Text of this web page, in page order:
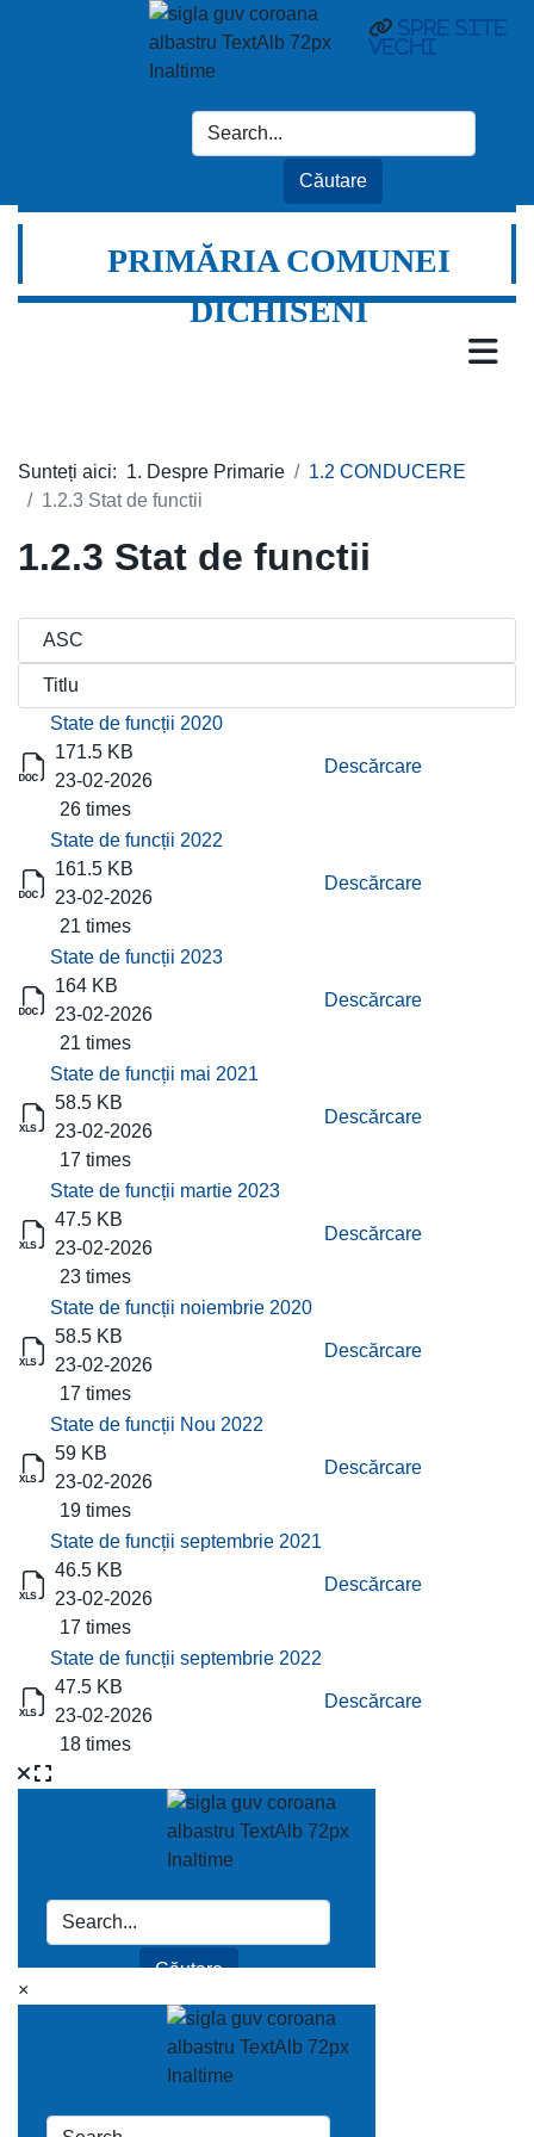
Spre site
vechi
PRIMĂRIA COMUNEI
DICHISENI
Sunteți aici: 1. Despre Primarie
1.2 CONDUCERE
1.2.3 Stat de functii
1.2.3 Stat de functii
Titlu
Descărcare
State de funcții 2020
171.5 KB
23-02-2026
26 times
Descărcare
State de funcții 2022
161.5 KB
23-02-2026
21 times
Descărcare
State de funcții 2023
164 KB
23-02-2026
21 times
Descărcare
State de funcții mai 2021
58.5 KB
23-02-2026
17 times
Descărcare
State de funcții martie 2023
47.5 KB
23-02-2026
23 times
Descărcare
State de funcții noiembrie 2020
58.5 KB
23-02-2026
17 times
Descărcare
State de funcții Nou 2022
59 KB
23-02-2026
19 times
Descărcare
State de funcții septembrie 2021
46.5 KB
23-02-2026
17 times
Descărcare
State de funcții septembrie 2022
47.5 KB
23-02-2026
18 times
Descărcare
×